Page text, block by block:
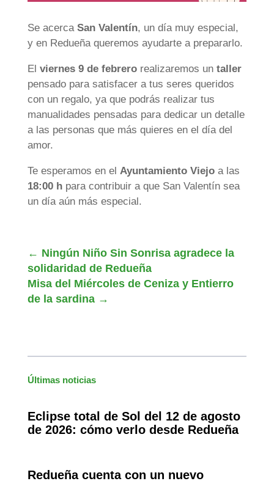
Se acerca San Valentín, un día muy especial,
y en Redueña queremos ayudarte a prepararlo.
El viernes 9 de febrerorealizaremos un taller
pensado para satisfacer a tus seres queridos
con un regalo, ya que podrás realizar tus
manualidades pensadas para dedicar un detalle
a las personas que más quieres en el día del
amor.
Te esperamos en el Ayuntamiento Viejoa las
18:00 h para contribuir a que San Valentín sea
un día aún más especial.
← Ningún Niño Sin Sonrisa agradece la
solidaridad de Redueña
Misa del Miércoles de Ceniza y Entierro
de la sardina→
Últimas noticias
Eclipse total de Sol del 12 de agosto
de 2026: cómo verlo desde Redueña
Redueña cuenta con un nuevo